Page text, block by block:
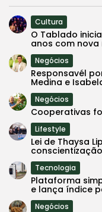
Cultura
O Tablado
anos com nova
Negócios
Responsavél
Medina e
Negócios
Cooperativas
Lifestyle
Lei de Thaysa
Tecnologia
Plataforma
e lança índice
Negócios